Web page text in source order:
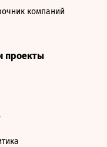
компаний
проекты